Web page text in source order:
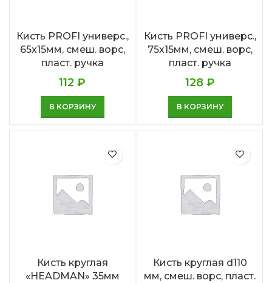
Кисть PROFI универс.,
65х15мм, смеш. ворс,
пласт. ручка
112 ₽
В КОРЗИНУ
Кисть PROFI универс.,
75х15мм, смеш. ворс,
пласт. ручка
128 ₽
В КОРЗИНУ
Кисть круглая
«HEADMAN» 35мм
Кисть круглая d110
мм, смеш. ворс, пласт.